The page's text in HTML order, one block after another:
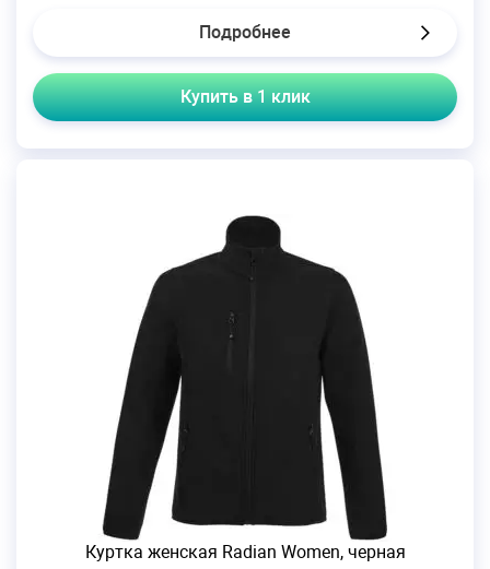
Подробнее
Купить в 1 клик
Куртка женская Radian Women, черная